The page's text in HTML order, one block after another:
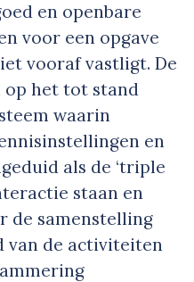
en openbare
voor een opgave
vooraf vastligt. De
het tot stand
waarin
en
als de ‘triple
staan en
de samenstelling
van de activiteiten